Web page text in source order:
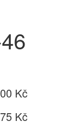
Kč
Kč